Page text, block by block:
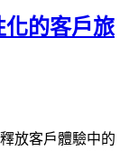
化的客戶旅
放客戶體驗中的